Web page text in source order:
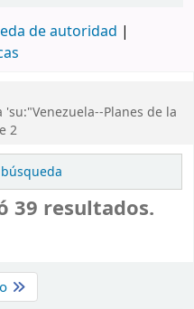
de autoridad
Planes de la
2
39 resultados.